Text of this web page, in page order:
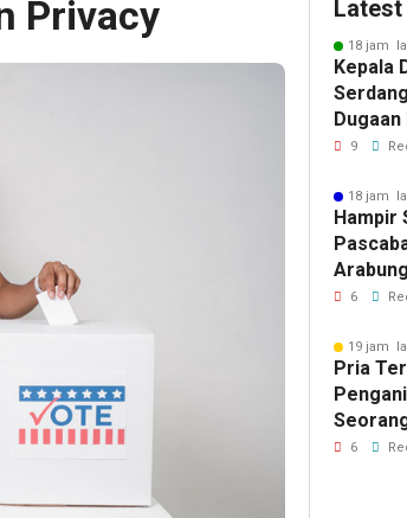
Privacy
18 jam
Kepala
Dugaan
Jalur
9
18 jam
Hampir
6
19 jam
Pria
Medan
6